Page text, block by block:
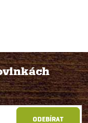
ODEBÍRAT